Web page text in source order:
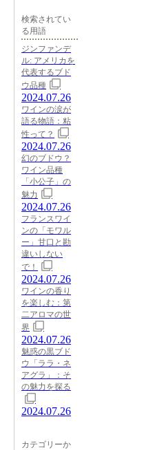
検索されてい
る用語
ジンファンデ
ル: アメリカを
代表するブド
ウ品種
2024.07.26
ワインの涙が
語る物語：粘
性って？
2024.07.26
幻のブドウ？
ワイン品種
「小公子」の
魅力
2024.07.26
フランスワイ
ンの「モワル
ー」甘口と勘
違いしない
で！
2024.07.26
ワインの香り
を楽しむ：第
二アロマの世
界
2024.07.26
魅惑の黒ブド
ウ「ララ・ネ
アグラ」：そ
の魅力を探る
2024.07.26
カテゴリーか